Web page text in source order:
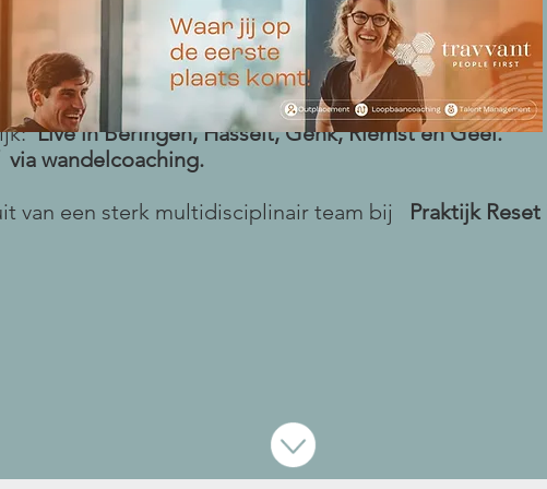
Live in Beringen, Hasselt, Genk, Riemst en Geel.
wandelcoaching.
van een sterk multidisciplinair team bij
Praktijk